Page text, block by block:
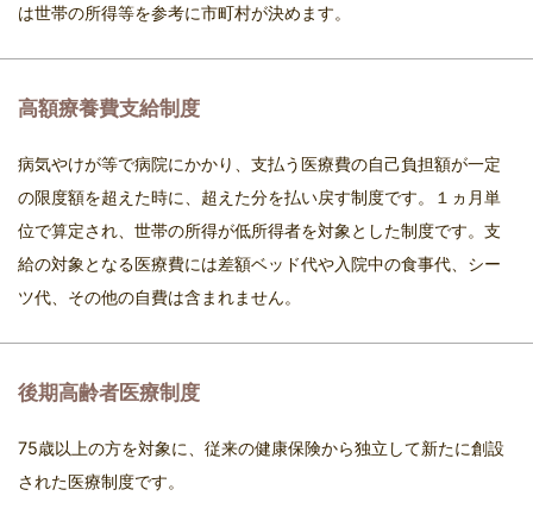
は世帯の所得等を参考に市町村が決めます。
高額療養費支給制度
病気やけが等で病院にかかり、支払う医療費の自己負担額が一定
の限度額を超えた時に、超えた分を払い戻す制度です。１ヵ月単
位で算定され、世帯の所得が低所得者を対象とした制度です。支
給の対象となる医療費には差額ベッド代や入院中の食事代、シー
ツ代、その他の自費は含まれません。
後期高齢者医療制度
75歳以上の方を対象に、従来の健康保険から独立して新たに創設
された医療制度です。